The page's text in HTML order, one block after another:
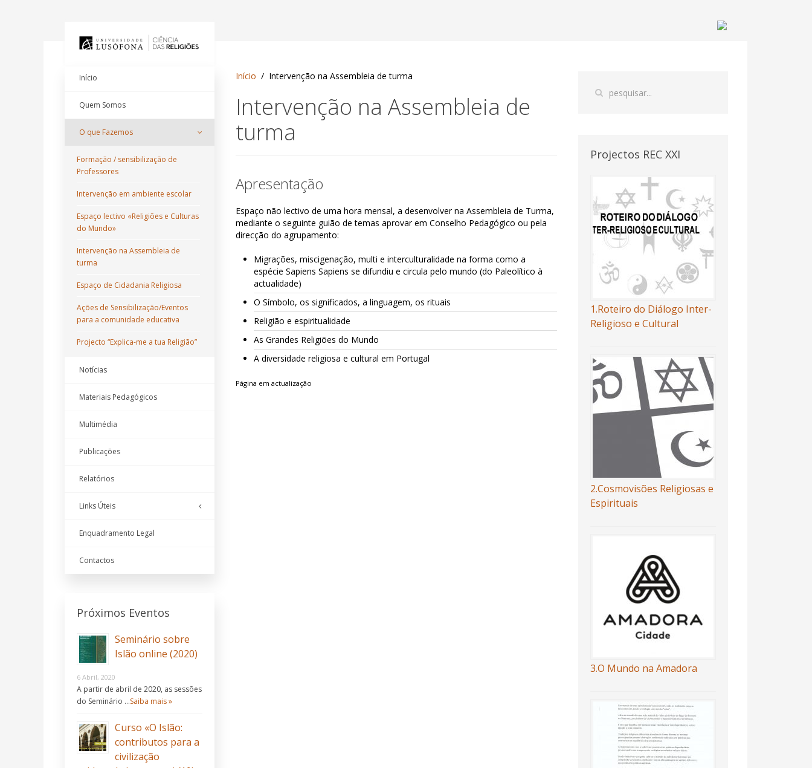
Início Intervenção na Assembleia de turma
Intervenção na Assembleia de
turma
Apresentação
Espaço não lectivo de uma hora mensal, a desenvolver na Assembleia de Turma,
mediante o seguinte guião de temas aprovar em Conselho Pedagógico ou pela
direcção do agrupamento:
Migrações, miscigenação, multi e interculturalidade na forma como a
espécie Sapiens Sapiens se difundiu e circula pelo mundo (do Paleolítico à
actualidade)
O Símbolo, os significados, a linguagem, os rituais
Religião e espiritualidade
As Grandes Religiões do Mundo
A diversidade religiosa e cultural em Portugal
Página em actualização
Início
Quem Somos
O que Fazemos
Formação / sensibilização de
Professores
Intervenção em ambiente escolar
Espaço lectivo «Religiões e Culturas
do Mundo»
Intervenção na Assembleia de
turma
Espaço de Cidadania Religiosa
Ações de Sensibilização/Eventos
para a comunidade educativa
Projecto “Explica-me a tua Religião”
Notícias
Materiais Pedagógicos
Multimédia
Publicações
Relatórios
Links Úteis
Enquadramento Legal
Contactos
Próximos Eventos
Seminário sobre
Islão online (2020)
6 Abril, 2020
A partir de abril de 2020, as sessões
do Seminário …Saiba mais »
Curso «O Islão:
contributos para a
civilização
Projectos REC XXI
1.Roteiro do Diálogo Inter-
Religioso e Cultural
2.Cosmovisões Religiosas e
Espirituais
3.O Mundo na Amadora